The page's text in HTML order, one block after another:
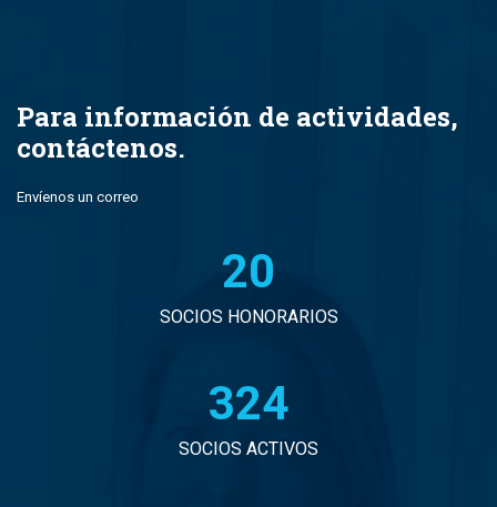
Pedro Massone Parodi
Norberto San Martín Soto
Enrique Silva Cimma
Para información de actividades,
contáctenos.
Envíenos un correo
20
SOCIOS HONORARIOS
330
SOCIOS ACTIVOS